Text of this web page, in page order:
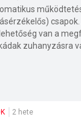
van a
2 hete